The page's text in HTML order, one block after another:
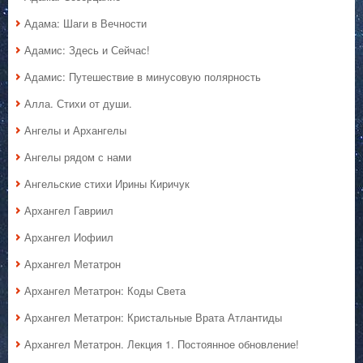
Адама: Шаги в Вечности
Адамис: Здесь и Сейчас!
Адамис: Путешествие в минусовую полярность
Алла. Стихи от души.
Ангелы и Архангелы
Ангелы рядом с нами
Ангельские стихи Ирины Киричук
Архангел Гавриил
Архангел Иофиил
Архангел Метатрон
Архангел Метатрон: Коды Света
Архангел Метатрон: Кристальные Врата Атлантиды
Архангел Метатрон. Лекция 1. Постоянное обновление!